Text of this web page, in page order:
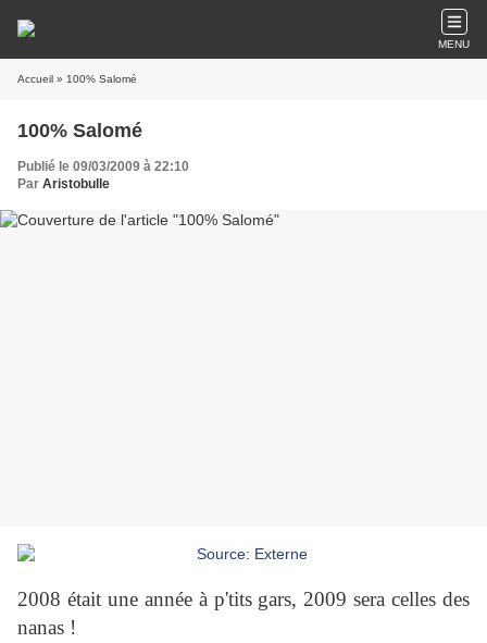
MENU
Accueil » 100% Salomé
100% Salomé
Publié le 09/03/2009 à 22:10
Par Aristobulle
2008 était une année à p'tits gars, 2009 sera celles des
nanas !